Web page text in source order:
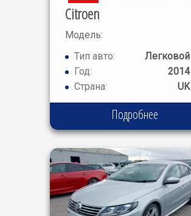
Citroen
Модель:
GRAND C4
PICASSO
Тип авто:
Легковой
Год:
2014
Страна:
UK
Подробнее